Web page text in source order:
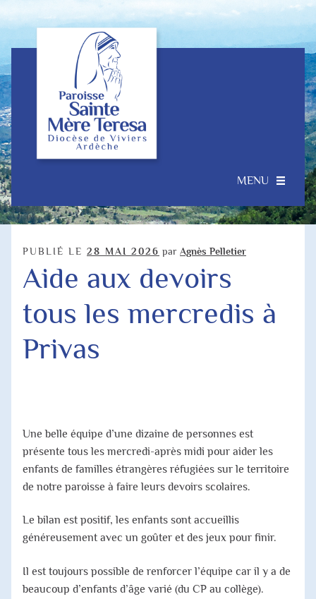
Aller
Aller
MENU
Accueil
Notre Paroisse
Je souhaite…
Agenda Paroissial
Horaires des Messes
PUBLIÉ LE 28 MAI 2026 par Agnès Pelletier
Aide aux devoirs
tous les mercredis à
Privas
Une belle équipe d’une dizaine de personnes est
présente tous les mercredi-après midi pour aider les
enfants de familles étrangères réfugiées sur le territoire
de notre paroisse à faire leurs devoirs scolaires.
Le bilan est positif, les enfants sont accueillis
généreusement avec un goûter et des jeux pour finir.
Il est toujours possible de renforcer l’équipe car il y a de
beaucoup d’enfants d’âge varié (du CP au collège).